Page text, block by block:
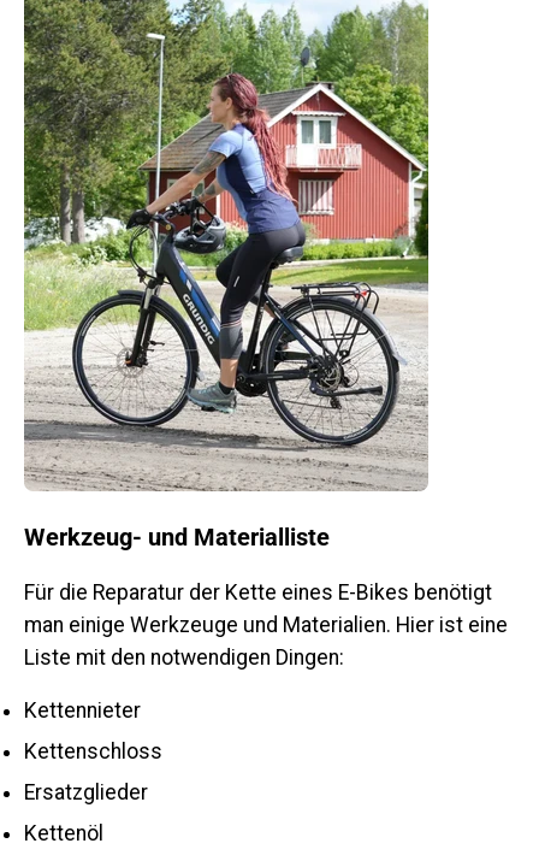
Werkzeug- und Materialliste
Für die Reparatur der Kette eines E-Bikes benötigt
man einige Werkzeuge und Materialien. Hier ist eine
Liste mit den notwendigen Dingen:
Kettennieter
Kettenschloss
Ersatzglieder
Kettenöl